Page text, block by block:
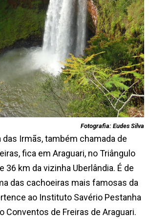
Fotografia: Eudes Silva
Irmãs, também chamada de
fica em Araguari, no Triângulo
36 km da vizinha Uberlândia. É de
das cachoeiras mais famosas da
ao Instituto Savério Pestanha
Conventos de Freiras de Araguari.